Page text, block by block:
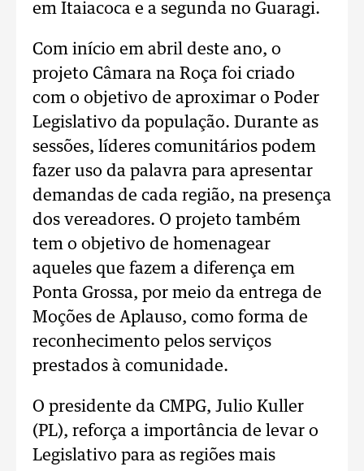
em Itaiacoca e a segunda no Guaragi.
Com início em abril deste ano, o
projeto Câmara na Roça foi criado
com o objetivo de aproximar o Poder
Legislativo da população. Durante as
sessões, líderes comunitários podem
fazer uso da palavra para apresentar
demandas de cada região, na presença
dos vereadores. O projeto também
tem o objetivo de homenagear
aqueles que fazem a diferença em
Ponta Grossa, por meio da entrega de
Moções de Aplauso, como forma de
reconhecimento pelos serviços
prestados à comunidade.
O presidente da CMPG, Julio Kuller
(PL), reforça a importância de levar o
Legislativo para as regiões mais